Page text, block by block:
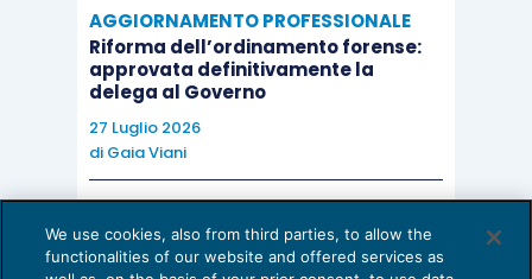
AGGIORNAMENTO PROFESSIONALE
Riforma dell’ordinamento forense:
approvata definitivamente la
delega al Governo
27 Luglio 2026
di Gaia Viani
Come evitare le allucinazioni dell’AI:
guida per l’avvocato
We use cookies, also from third parties, to allow the
functionalities of our website and offered services as